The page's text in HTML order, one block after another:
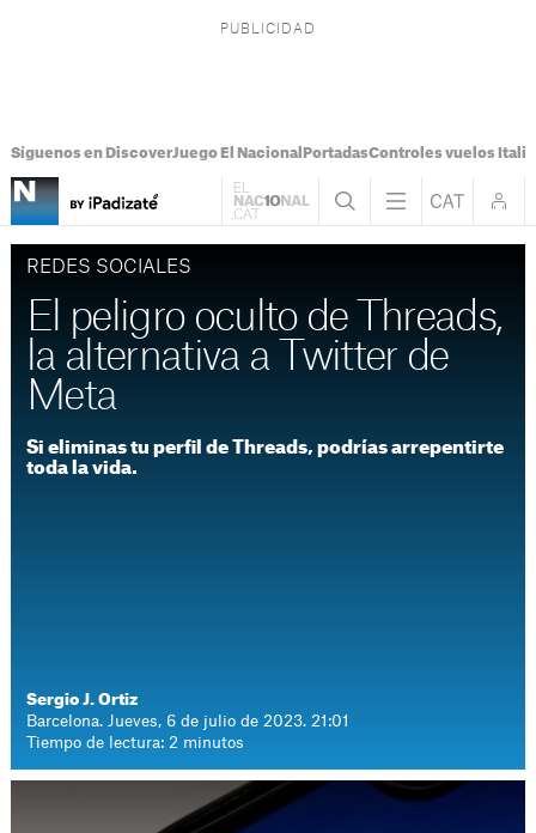
Síguenos en DiscoverJuego El Nacional PortadasControles vuelos Italia
REDES SOCIALES
El peligro oculto de Threads,
la alternativa a Twitter de
Meta
Si eliminas tu perfil de Threads, podrías arrepentirte
toda la vida.
Sergio J. Ortiz
Barcelona. Jueves, 6 de julio de 2023. 21:01
Tiempo de lectura: 2 minutos